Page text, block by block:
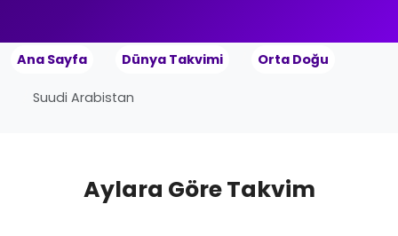
Ana Sayfa Dünya Takvimi Orta Doğu
Suudi Arabistan
Aylara Göre Takvim